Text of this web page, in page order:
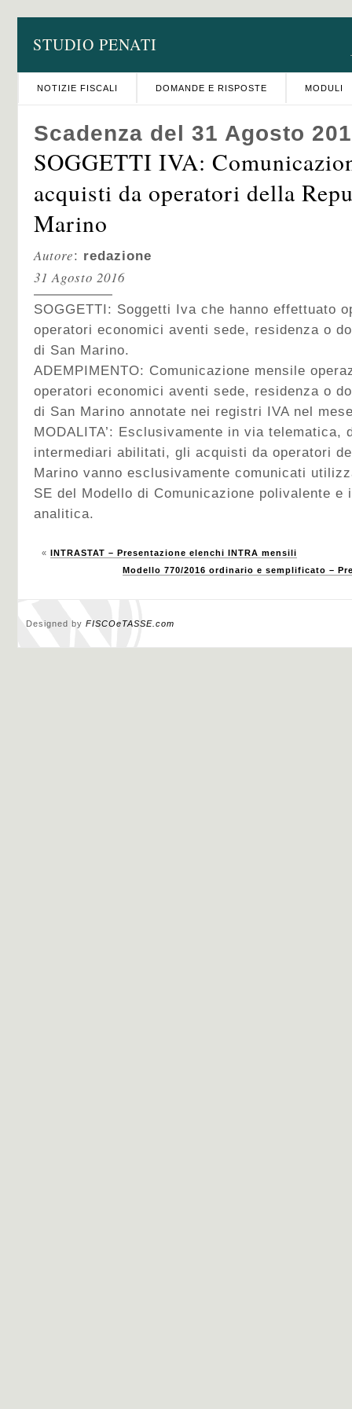
STUDIO PENATI
NOTIZIE FISCALI DOMANDE E RISPOSTE MODULI
Scadenza del 31 Agosto
SOGGETTI IVA:
acquisti da operatori della
Marino
Autore: redazione
31 Agosto 2016
SOGGETTI: Soggetti Iva che hanno effettuato
operatori economici aventi sede, residenza o
di San Marino.
ADEMPIMENTO: Comunicazione mensile
operatori economici aventi sede, residenza o
di San Marino annotate nei registri IVA nel
MODALITA’: Esclusivamente in via telematica,
intermediari abilitati, gli acquisti da operatori
Marino vanno esclusivamente comunicati
SE del Modello di Comunicazione polivalente e
analitica.
« INTRASTAT – Presentazione elenchi INTRA mensili
Modello 770/2016 ordinario e semplificato –
Designed by FISCOeTASSE.com